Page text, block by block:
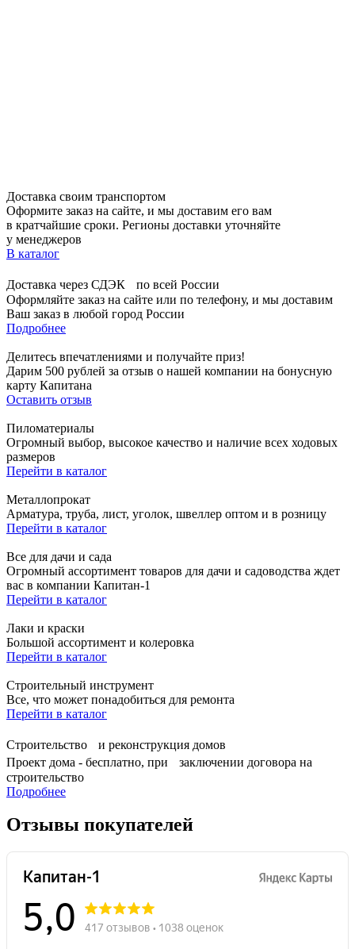
Доставка своим транспортом
Оформите заказ на сайте, и мы доставим его вам
в кратчайшие сроки. Регионы доставки уточняйте
у менеджеров
В каталог
Доставка через СДЭК по всей России
Оформляйте заказ на сайте или по телефону, и мы доставим
Ваш заказ в любой город России
Подробнее
Делитесь впечатлениями и получайте приз!
Дарим 500 рублей за отзыв о нашей компании на бонусную
карту Капитана
Оставить отзыв
Пиломатериалы
Огромный выбор, высокое качество и наличие всех ходовых
размеров
Перейти в каталог
Металлопрокат
Арматура, труба, лист, уголок, швеллер оптом и в розницу
Перейти в каталог
Все для дачи и сада
Огромный ассортимент товаров для дачи и садоводства ждет
вас в компании Капитан-1
Перейти в каталог
Лаки и краски
Большой ассортимент и колеровка
Перейти в каталог
Строительный инструмент
Все, что может понадобиться для ремонта
Перейти в каталог
Строительство и реконструкция домов
Проект дома - бесплатно, при заключении договора на
строительство
Подробнее
Отзывы покупателей